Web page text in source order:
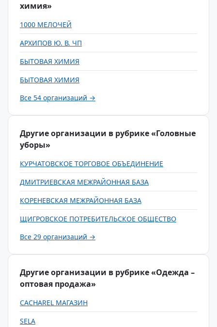
химия»
1000 МЕЛОЧЕЙ
АРХИПОВ Ю. В. ЧП
БЫТОВАЯ ХИМИЯ
БЫТОВАЯ ХИМИЯ
Все 54 организаций →
Другие организации в рубрике «Головные
уборы»
КУРЧАТОВСКОЕ ТОРГОВОЕ ОБЪЕДИНЕНИЕ
ДМИТРИЕВСКАЯ МЕЖРАЙОННАЯ БАЗА
КОРЕНЕВСКАЯ МЕЖРАЙОННАЯ БАЗА
ЩИГРОВСКОЕ ПОТРЕБИТЕЛЬСКОЕ ОБЩЕСТВО
Все 29 организаций →
Другие организации в рубрике «Одежда –
оптовая продажа»
CACHAREL МАГАЗИН
SELA